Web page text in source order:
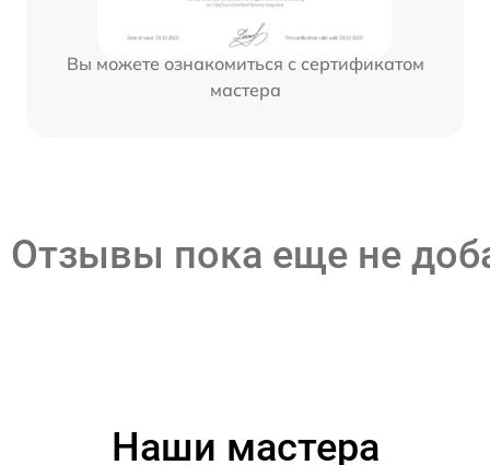
Вы можете ознакомиться с сертификатом
мастера
Отзывы пока еще не
Наши мастера